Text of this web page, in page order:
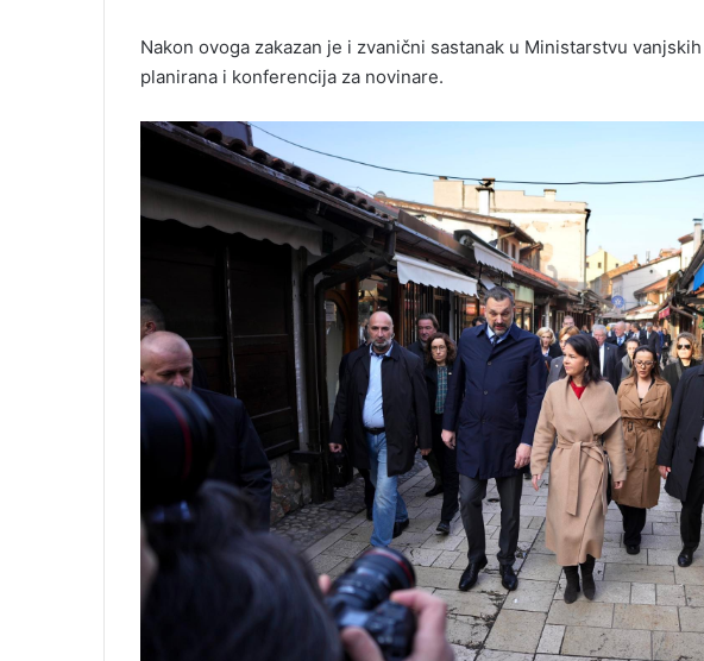
Nakon ovoga zakazan je i zvanični sastanak u Ministarstvu
planirana i konferencija za novinare.